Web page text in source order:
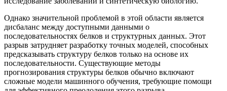
Однако значительной проблемой в этой области является
дисбаланс между доступными данными о
последовательностях белков и структурных данных. Этот
разрыв затрудняет разработку точных моделей, способных
предсказывать структуру белков только на основе их
последовательности. Существующие методы
прогнозирования структуры белков обычно включают
сложные модели машинного обучения, требующие помощи